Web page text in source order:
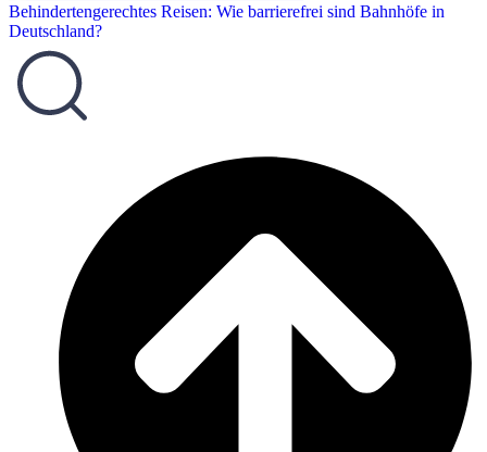
Behindertengerechtes Reisen: Wie barrierefrei sind Bahnhöfe in
Deutschland?